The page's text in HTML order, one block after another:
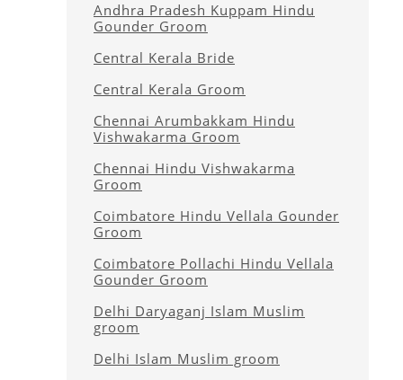
Andhra Pradesh Kuppam Hindu
Gounder Groom
Central Kerala Bride
Central Kerala Groom
Chennai Arumbakkam Hindu
Vishwakarma Groom
Chennai Hindu Vishwakarma
Groom
Coimbatore Hindu Vellala Gounder
Groom
Coimbatore Pollachi Hindu Vellala
Gounder Groom
Delhi Daryaganj Islam Muslim
groom
Delhi Islam Muslim groom